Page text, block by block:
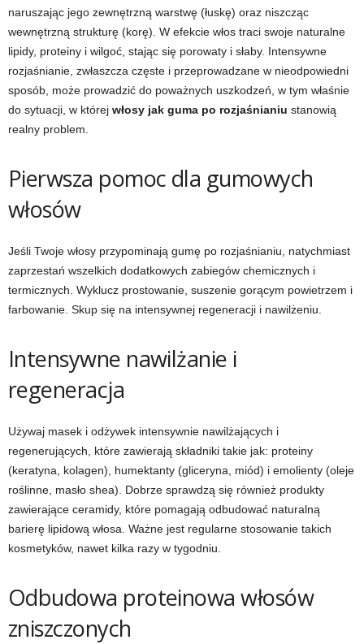
naruszając jego zewnętrzną warstwę (łuskę) oraz niszcząc
wewnętrzną strukturę (korę). W efekcie włos traci swoje naturalne
lipidy, proteiny i wilgoć, stając się porowaty i słaby. Intensywne
rozjaśnianie, zwłaszcza częste i przeprowadzane w nieodpowiedni
sposób, może prowadzić do poważnych uszkodzeń, w tym właśnie
do sytuacji, w której włosy jak guma po rozjaśnianiu stanowią
realny problem.
Pierwsza pomoc dla gumowych
włosów
Jeśli Twoje włosy przypominają gumę po rozjaśnianiu, natychmiast
zaprzestań wszelkich dodatkowych zabiegów chemicznych i
termicznych. Wyklucz prostowanie, suszenie gorącym powietrzem i
farbowanie. Skup się na intensywnej regeneracji i nawilżeniu.
Intensywne nawilżanie i
regeneracja
Używaj masek i odżywek intensywnie nawilżających i
regenerujących, które zawierają składniki takie jak: proteiny
(keratyna, kolagen), humektanty (gliceryna, miód) i emolienty (oleje
roślinne, masło shea). Dobrze sprawdzą się również produkty
zawierające ceramidy, które pomagają odbudować naturalną
barierę lipidową włosa. Ważne jest regularne stosowanie takich
kosmetyków, nawet kilka razy w tygodniu.
Odbudowa proteinowa włosów
zniszczonych